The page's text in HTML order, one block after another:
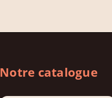
Notre catalogue